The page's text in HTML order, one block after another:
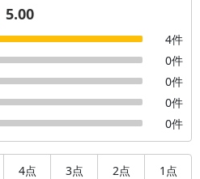
5.00
4件
0件
0件
0件
0件
4点 3点 2点 1 点